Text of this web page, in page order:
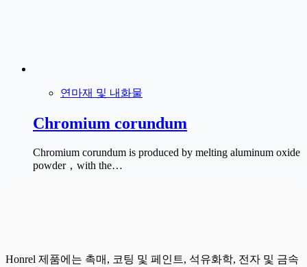
연마재 및 내화물
Chromium corundum
Chromium corundum is produced by melting aluminum oxide
powder，with the…
Honrel 제품에는 촉매, 코팅 및 페인트, 석유화학, 전자 및 금속